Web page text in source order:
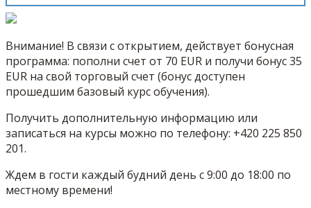
Внимание! В связи с открытием, действует бонусная
программа: пополни счет от 70 EUR и получи бонус 35
EUR на свой торговый счет (бонус доступен
прошедшим базовый курс обучения).
Получить дополнительную информацию или
записаться на курсы можно по телефону: +420 225 850
201.
Ждем в гости каждый будний день с 9:00 до 18:00 по
местному времени!